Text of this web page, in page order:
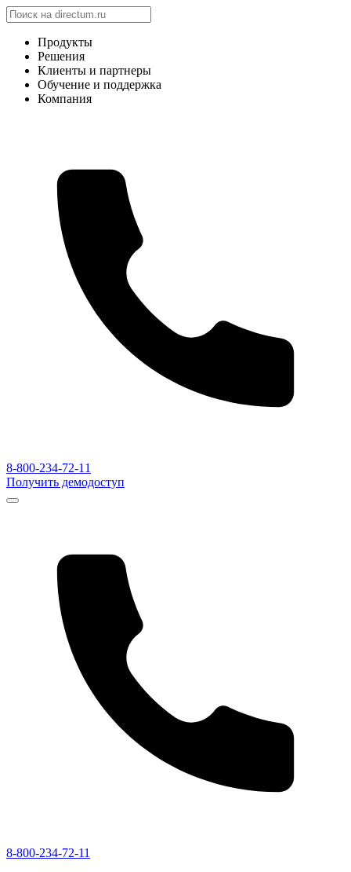
Продукты
Решения
Клиенты и партнеры
Обучение и поддержка
Компания
8-800-234-72-11
Получить демодоступ
8-800-234-72-11